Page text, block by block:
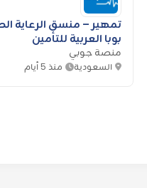
تمهير – منسق الرعاية
بوبا العربية للتأمين
منصة جوبي
السعودية منذ 5 أيام